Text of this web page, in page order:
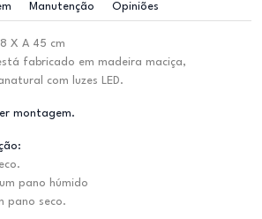
Manutenção Opiniões
X A 45 cm
fabricado em madeira maciça,
com luzes LED.
montagem.
pano húmido
pano seco.